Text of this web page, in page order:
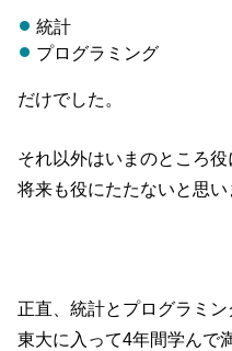
統計
プログラミング
だけでした。
それ以外はいまのところ役
将来も役にたたないと思い
正直、統計とプログラミ
東大に入って4年間学んで